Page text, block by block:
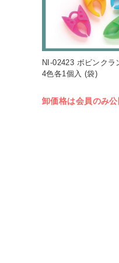
NI-02423 ボビンクラ
4色各1個入 (袋)
卸価格は会員のみ公